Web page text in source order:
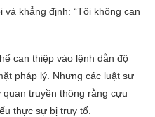
và khẳng định: “Tôi không can
can thiệp vào lệnh dẫn độ
pháp lý. Nhưng các luật sư
truyền thông rằng cựu
thực sự bị truy tố.